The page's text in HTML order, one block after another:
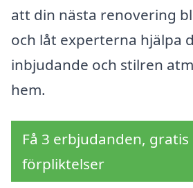
att din nästa renovering
och låt experterna hjälpa
inbjudande och stilren
hem.
Få 3 erbjudanden,
förpliktelser